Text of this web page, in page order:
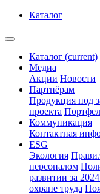
Каталог
Каталог (current)
Медиа
Акции Новости
Партнёрам
Продукция под
проекта
Коммуникация
Контактная
ESG
Экология
персоналом
развитии за
охране труда